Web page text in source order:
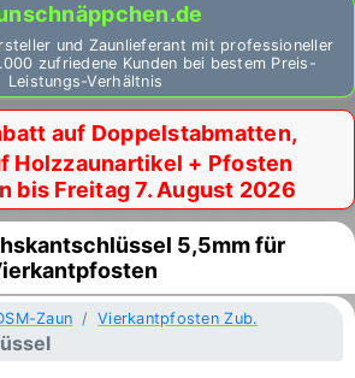
und Zaunlieferant mit professioneller
zufriedene Kunden bei bestem Preis-
Leistungs-Verhältnis
auf Doppelstabmatten,
Holzzaunartikel + Pfosten
bis Freitag 7. August 2026
5,5mm für
Zaun Vierkantpfosten Zub.